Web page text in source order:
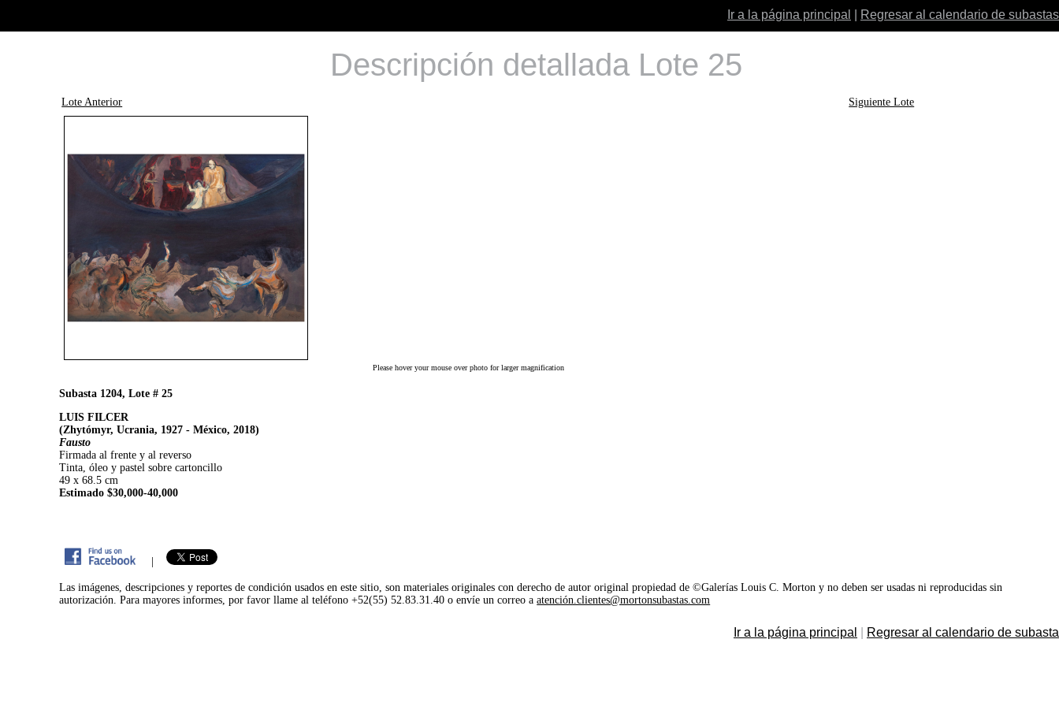
Ir a la página principal Regresar al calendario de subastas
Descripción detallada Lote 25
Lote Anterior Siguiente Lote
Please hover your mouse over photo for larger magnification
Subasta 1204, Lote # 25
LUIS FILCER
(Zhytómyr, Ucrania, 1927 - México, 2018)
Fausto
Firmada al frente y al reverso
Tinta, óleo y pastel sobre cartoncillo
49 x 68.5 cm
Estimado $30,000-40,000
|
Las imágenes, descripciones y reportes de condición usados en este sitio, son materiales originales con derecho de autor original propiedad de ©Galerías Louis C. Morton y no deben ser usadas ni reproducidas sin
autorización. Para mayores informes, por favor llame al teléfono +52(55) 52.83.31.40 o envíe un correo aatención.clientes@mortonsubastas.com
Ir a la página principal Regresar al calendario de